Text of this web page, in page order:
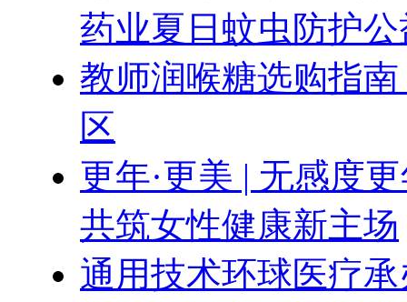
药业夏日蚊虫防护
教师润喉糖选购指
区
更年·更美 | 无感度
共筑女性健康新主场
通用技术环球医疗